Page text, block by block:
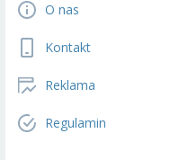
O nas
Kontakt
Reklama
Regulamin